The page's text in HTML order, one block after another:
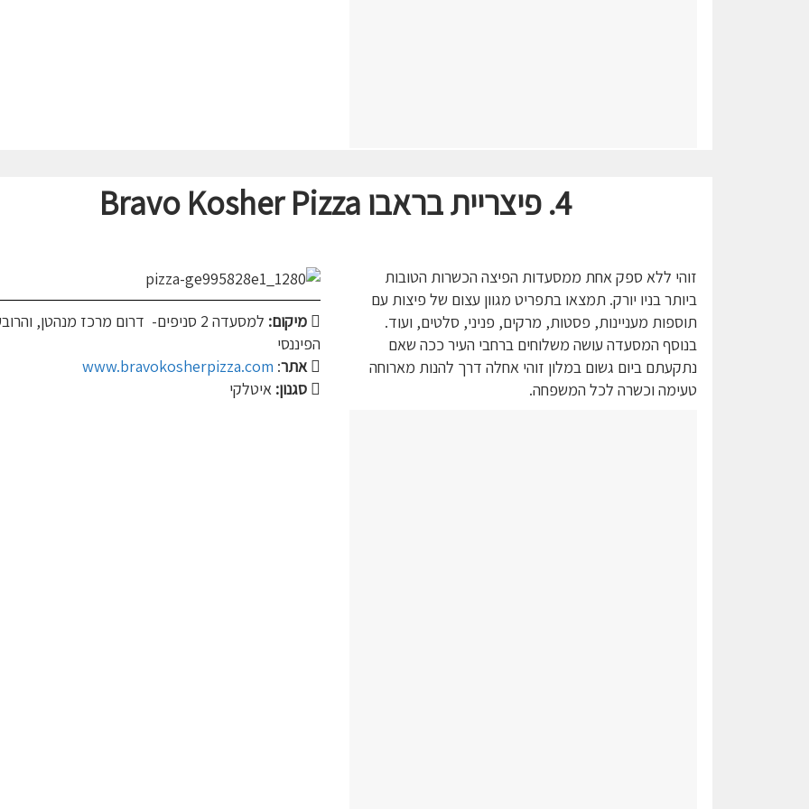
4. פיצריית בראבו Bravo Kosher Pizza
מיקום:
למסעדה 2 סניפים- דרום מרכז מנהטן,
הפיננסי
אתר:
www.bravokosherpizza.com
סגנון: איטלקי
זוהי ללא ספק אחת ממסעדות הפיצה הכשרות הטובות
ביותר בניו יורק. תמצאו בתפריט מגוון עצום של פיצות עם
תוספות מעניינות, פסטות, מרקים, פניני, סלטים, ועוד.
בנוסף המסעדה עושה משלוחים ברחבי העיר ככה שאם
נתקעתם ביום גשום במלון זוהי אחלה דרך להנות מארוחה
טעימה וכשרה לכל המשפחה.